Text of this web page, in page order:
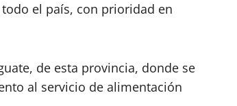
el país, con prioridad en
de esta provincia, donde se
al servicio de alimentación